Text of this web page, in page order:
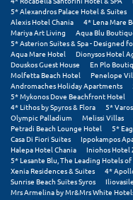
Πάτμος
Πάτρα
Παύλιανη
Πειραιάς
Πελοπόννησος
Πήλιο
Πιερία
5* Alexandros Palace Hotel & Suites
Alexis Hotel Chania
4* Lena Mare
Mariya Art Living
Aqua Blu
5* Asterion Suites & Spa - Designed
Aqua Mare Hotel
Dionysos Hotel
Douskos Guest House
En Plo
Molfetta Beach Hotel
Penelope
Andromaches Holiday Apartments
5* Mykonos Dove Beachfront Hotel
4* Lithos by Spyros & Flora
5*
Olympic Palladium
Melissi Villas
Petradi Beach Lounge Hotel
5*
Casa Di Fiori Suites
Ippokampos
Halepa Hotel Chania
Iniohos Hotel
5* Lesante Blu, The Leading Hotels
Xenia Residences & Suites
4*
Sunrise Beach Suites Syros
Mrs Armelina by Mr&Mrs White